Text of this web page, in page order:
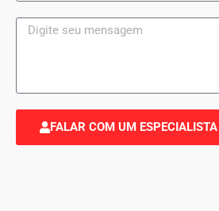
FALAR COM UM ESPECIALISTA